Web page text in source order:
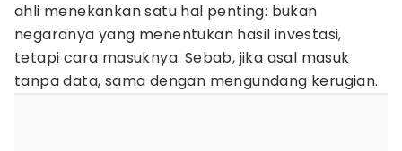
ahli menekankan satu hal penting: bukan
negaranya yang menentukan hasil investasi,
tetapi cara masuknya. Sebab, jika asal masuk
tanpa data, sama dengan mengundang kerugian.